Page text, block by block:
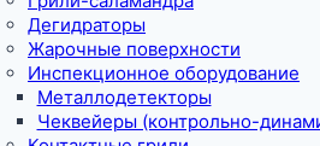
Дегидраторы
Жарочные поверхности
Инспекционное оборудование
Металлодетекторы
Чеквейеры (контрольно-